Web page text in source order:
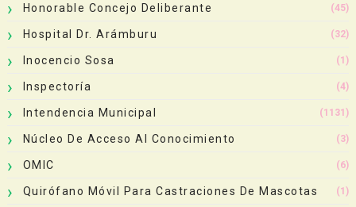
Honorable Concejo Deliberante (45)
Hospital Dr. Arámburu (32)
Inocencio Sosa (1)
Inspectoría (4)
Intendencia Municipal (1131)
Núcleo De Acceso Al Conocimiento (3)
OMIC (6)
Quirófano Móvil Para Castraciones De Mascotas (1)